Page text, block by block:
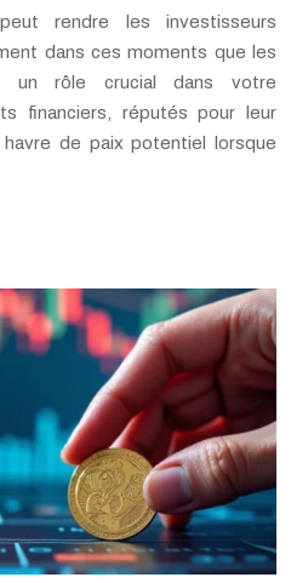
peut rendre les investisseurs
dans ces moments que les
un rôle crucial dans votre
financiers, réputés pour leur
de paix potentiel lorsque